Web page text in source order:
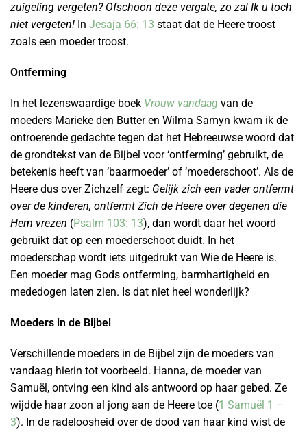
zuigeling vergeten? Ofschoon deze vergate, zo zal Ik u toch
niet vergeten! In Jesaja 66: 13 staat dat de Heere troost
zoals een moeder troost.
Ontferming
In het lezenswaardige boek Vrouw vandaag van de
moeders Marieke den Butter en Wilma Samyn kwam ik de
ontroerende gedachte tegen dat het Hebreeuwse woord dat
de grondtekst van de Bijbel voor ‘ontferming’ gebruikt, de
betekenis heeft van ‘baarmoeder’ of ‘moederschoot’. Als de
Heere dus over Zichzelf zegt: Gelijk zich een vader ontfermt
over de kinderen, ontfermt Zich de Heere over degenen die
Hem vrezen (Psalm 103: 13), dan wordt daar het woord
gebruikt dat op een moederschoot duidt. In het
moederschap wordt iets uitgedrukt van Wie de Heere is.
Een moeder mag Gods ontferming, barmhartigheid en
mededogen laten zien. Is dat niet heel wonderlijk?
Moeders in de Bijbel
Verschillende moeders in de Bijbel zijn de moeders van
vandaag hierin tot voorbeeld. Hanna, de moeder van
Samuël, ontving een kind als antwoord op haar gebed. Ze
wijdde haar zoon al jong aan de Heere toe (1 Samuël 1 –
3). In de radeloosheid over de dood van haar kind wist de